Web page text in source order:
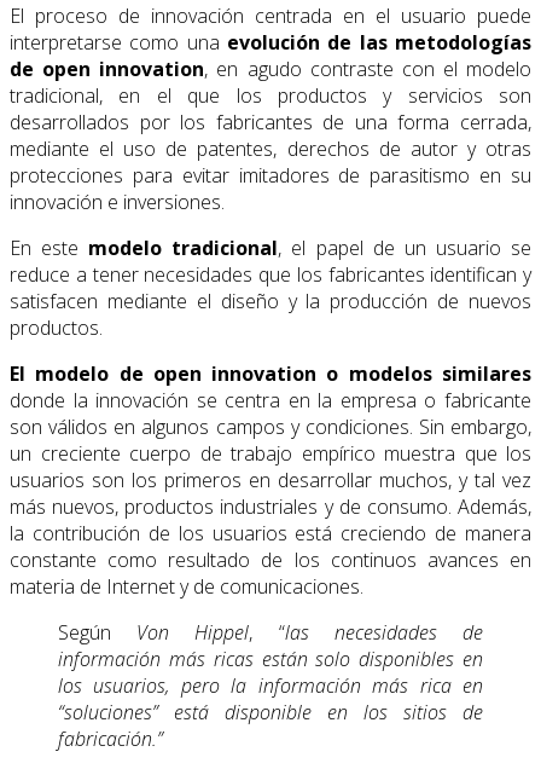
El proceso de innovación centrada en el usuario puede
interpretarse como una evolución de las metodologías
de open innovation, en agudo contraste con el modelo
tradicional, en el que los productos y servicios son
desarrollados por los fabricantes de una forma cerrada,
mediante el uso de patentes, derechos de autor y otras
protecciones para evitar imitadores de parasitismo en su
innovación e inversiones.
En este modelo tradicional, el papel de un usuario se
reduce a tener necesidades que los fabricantes identifican y
satisfacen mediante el diseño y la producción de nuevos
productos.
El modelo de open innovation o modelos similares
donde la innovación se centra en la empresa o fabricante
son válidos en algunos campos y condiciones. Sin embargo,
un creciente cuerpo de trabajo empírico muestra que los
usuarios son los primeros en desarrollar muchos, y tal vez
más nuevos, productos industriales y de consumo. Además,
la contribución de los usuarios está creciendo de manera
constante como resultado de los continuos avances en
materia de Internet y de comunicaciones.
Según Von Hippel, “las necesidades de
información más ricas están solo disponibles en
los usuarios, pero la información más rica en
“soluciones” está disponible en los sitios de
fabricación.”